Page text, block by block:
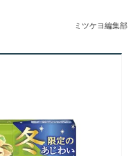
ミツケヨ編集部